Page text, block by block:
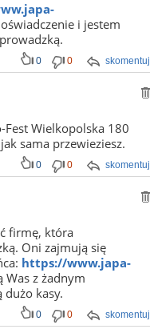
i jestem
skomentuj
0 0
Fest Wielkopolska 180
sama przewieziesz.
skomentuj
0 0
firmę, która
Oni zajmują się
https://www.japa-
Was z żadnym
kasy.
skomentuj
0 0